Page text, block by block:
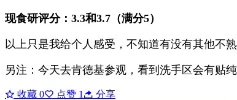
现食研评分：3.3和3.7（满分5）
以上只是我给个人感受，不知道有没有其他不
另注：今天去肯德基参观，看到洗手区会有贴
收藏 0 点赞 1 分享